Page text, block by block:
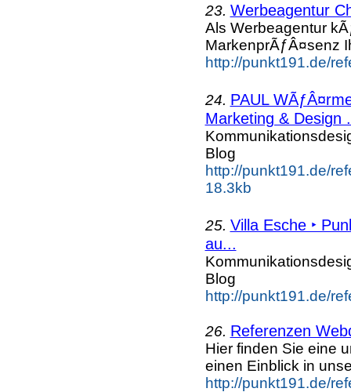
23. Werbeagentur
Als Werbeagentur
MarkenprÃƒÂ¤senz
http://punkt191.de/
24. PAUL
Marketing & Design
Blog
http://punkt191.de/
18.3kb
25. Villa Esche ‣
au...
Blog
http://punkt191.de/
26. Referenzen
Hier finden Sie eine
einen Einblick in
http://punkt191.de/